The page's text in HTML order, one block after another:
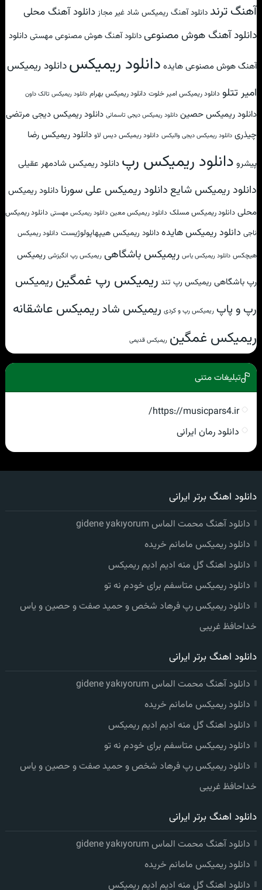
آهنگ ترند دانلود آهنگ ریمیکس شاد غیر مجاز دانلود آهنگ محلی
دانلود آهنگ هوش مصنوعیدانلود آهنگ هوش مصنوعی مهستیدانلود
آهنگ هوش مصنوعی هایده دانلود ریمیکسدانلود ریمیکس
امیر تتلو دانلود ریمیکس امیر خلوت دانلود ریمیکس بهرام دانلود ریمیکس تالک داون
دانلود ریمیکس حصین دانلود ریمیکس دیجی تاسمانی دانلود ریمیکس دیجی مرتضی
چیذری دانلود ریمیکس دیجی والیکس دانلود ریمیکس دیس لاو دانلود ریمیکس رضا
پیشرو دانلود ریمیکس رپ دانلود ریمیکس شادمهر عقیلی
دانلود ریمیکس شایع دانلود ریمیکس علی سورنا دانلود ریمیکس
محلی دانلود ریمیکس مسلک دانلود ریمیکس معین دانلود ریمیکس مهستی دانلود ریمیکس
ناجی دانلود ریمیکس هایدهدانلود ریمیکس هیپهاپولوژیست دانلود ریمیکس
هیچکس دانلود ریمیکس یاس ریمیکس باشگاهی ریمیکس رپ انگیزشی ریمیکس
رپ باشگاهی ریمیکس رپ تند ریمیکس رپ غمگین ریمیکس
رپ و پاپ ریمیکس رپ و کردی ریمیکس شادریمیکس عاشقانه
ریمیکس غمگین ریمیکس قدیمی
تبلیغات متنی
https://musicpars4.ir/
دانلود رمان ایرانی
دانلود اهنگ برتر ایرانی
دانلود آهنگ محمت الماس gidene yakıyorum
دانلود ریمیکس مامانم خریده
دانلود اهنگ گل منه ادیم ادیم ریمیکس
دانلود ریمیکس متاسفم برای خودم نه تو
دانلود ریمیکس رپ فرهاد شخص و حمید صفت و حصین و یاس
خداحافظ غریبی
دانلود اهنگ برتر ایرانی
دانلود آهنگ محمت الماس gidene yakıyorum
دانلود ریمیکس مامانم خریده
دانلود اهنگ گل منه ادیم ادیم ریمیکس
دانلود ریمیکس متاسفم برای خودم نه تو
دانلود ریمیکس رپ فرهاد شخص و حمید صفت و حصین و یاس
خداحافظ غریبی
دانلود اهنگ برتر ایرانی
دانلود آهنگ محمت الماس gidene yakıyorum
دانلود ریمیکس مامانم خریده
دانلود اهنگ گل منه ادیم ادیم ریمیکس